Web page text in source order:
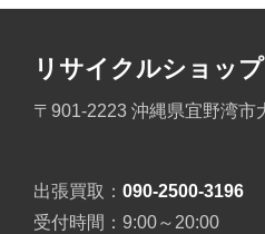
リサイクルショッ
〒901-2223 沖縄県宜野湾市
出張買取： 090-2500-3196
受付時間：9:00～20:00